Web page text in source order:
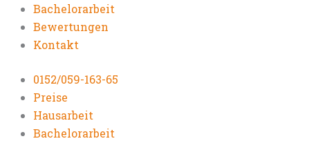
Bachelorarbeit
Bewertungen
Kontakt
0152/059-163-65
Preise
Hausarbeit
Bachelorarbeit